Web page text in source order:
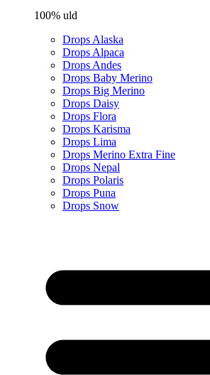
100% uld
Drops Alaska
Drops Alpaca
Drops Andes
Drops Baby Merino
Drops Big Merino
Drops Daisy
Drops Flora
Drops Karisma
Drops Lima
Drops Merino Extra Fine
Drops Nepal
Drops Polaris
Drops Puna
Drops Snow